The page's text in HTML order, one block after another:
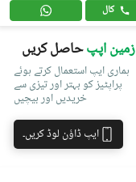
کال
زمین اپپحاصل کریں
ہماری ایپ استعمال کرتے ہوئے
پراپٹیز کو بہتر اور تیزی سے
خریدیں اور بیچیں
ایپ ڈاؤن لوڈ کریں۔